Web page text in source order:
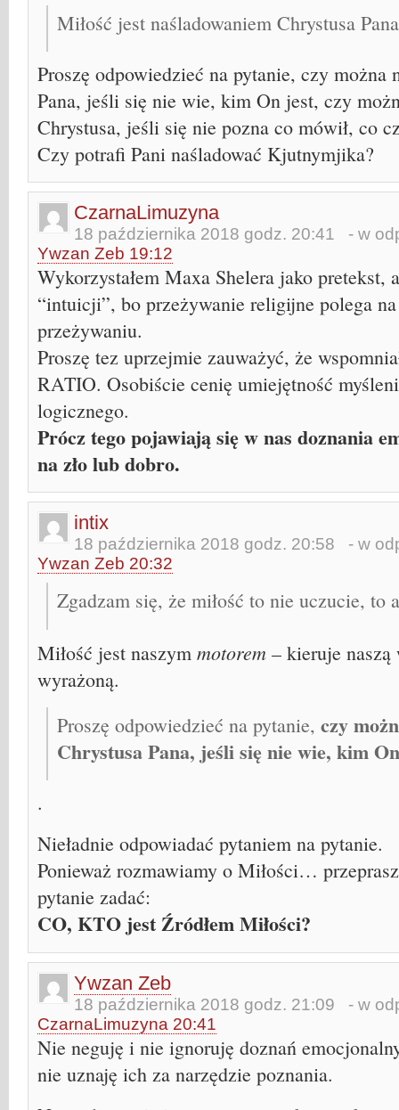
Miłość jest naśladowaniem Chrystusa
Proszę odpowiedzieć na pytanie, czy można
Pana, jeśli się nie wie, kim On jest, czy
Chrystusa, jeśli się nie pozna co mówił, co
Czy potrafi Pani naśladować Kjutnymjika?
CzarnaLimuzyna
18 października 2018 godz. 20:41 - w
Ywzan Zeb 19:12
Wykorzystałem Maxa Shelera jako pretekst,
“intuicji”, bo przeżywanie religijne polega
przeżywaniu.
Proszę tez uprzejmie zauważyć, że
RATIO. Osobiście cenię umiejętność
logicznego.
Prócz tego pojawiają się w nas doznania
na zło lub dobro.
intix
18 października 2018 godz. 20:58 - w
Ywzan Zeb 20:32
Zgadzam się, że miłość to nie uczucie, to
Miłość jest naszym motorem – kieruje
wyrażoną.
Proszę odpowiedzieć na pytanie, czy
Chrystusa Pana, jeśli się nie wie, kim
.
Nieładnie odpowiadać pytaniem na pytanie.
Ponieważ rozmawiamy o Miłości…
pytanie zadać:
CO, KTO jest Źródłem Miłości?
Ywzan Zeb
18 października 2018 godz. 21:09 - w
CzarnaLimuzyna 20:41
Nie neguję i nie ignoruję doznań
nie uznaję ich za narzędzie poznania.